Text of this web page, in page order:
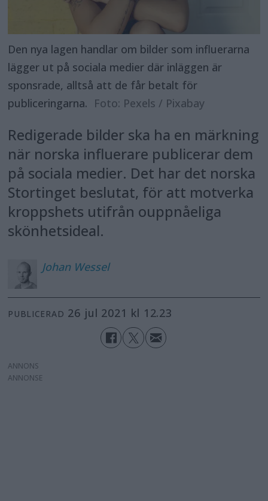
Den nya lagen handlar om bilder som influerarna
lägger ut på sociala medier där inläggen är
sponsrade, alltså att de får betalt för
publiceringarna. Foto: Pexels / Pixabay
Redigerade bilder ska ha en märkning
när norska influerare publicerar dem
på sociala medier. Det har det norska
Stortinget beslutat, för att motverka
kroppshets utifrån ouppnåeliga
skönhetsideal.
Johan Wessel
PUBLICERAD 26 jul 2021 kl 12.23
ANNONS